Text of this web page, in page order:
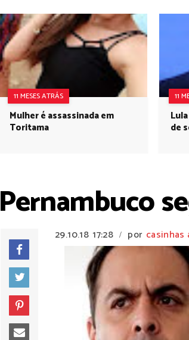
11 MESES ATRÁS
Mulher é assassinada em
Toritama
11
de
Pernambuco
29.10.18 17:28 / por casinhas